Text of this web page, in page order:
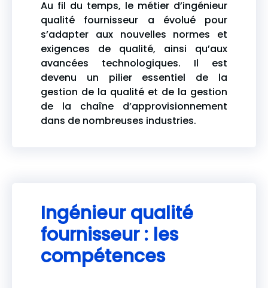
Au fil du temps, le métier d’ingénieur
qualité fournisseur a évolué pour
s’adapter aux nouvelles normes et
exigences de qualité, ainsi qu’aux
avancées technologiques. Il est
devenu un pilier essentiel de la
gestion de la qualité et de la gestion
de la chaîne d’approvisionnement
dans de nombreuses industries.
Ingénieur qualité
fournisseur : les
compétences